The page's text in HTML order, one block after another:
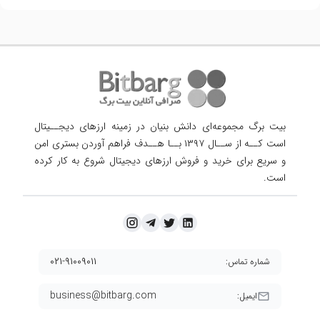
بیت برگ مجموعه‌ای دانش بنیان در زمینه ارزهای دیجــیتال
است کــه از ســال ۱۳۹۷ بــا هــدف فراهم آوردن
بستری امن
و سریع برای خرید و فروش ارزهای دیجیتال شروع به کار کرده
است.
ایمیل: business@bitbarg.com
شماره تماس: ۰۲۱-۹۱۰۰۹۰۱۱